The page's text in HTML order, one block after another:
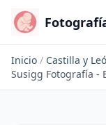
Inicio / Castilla y